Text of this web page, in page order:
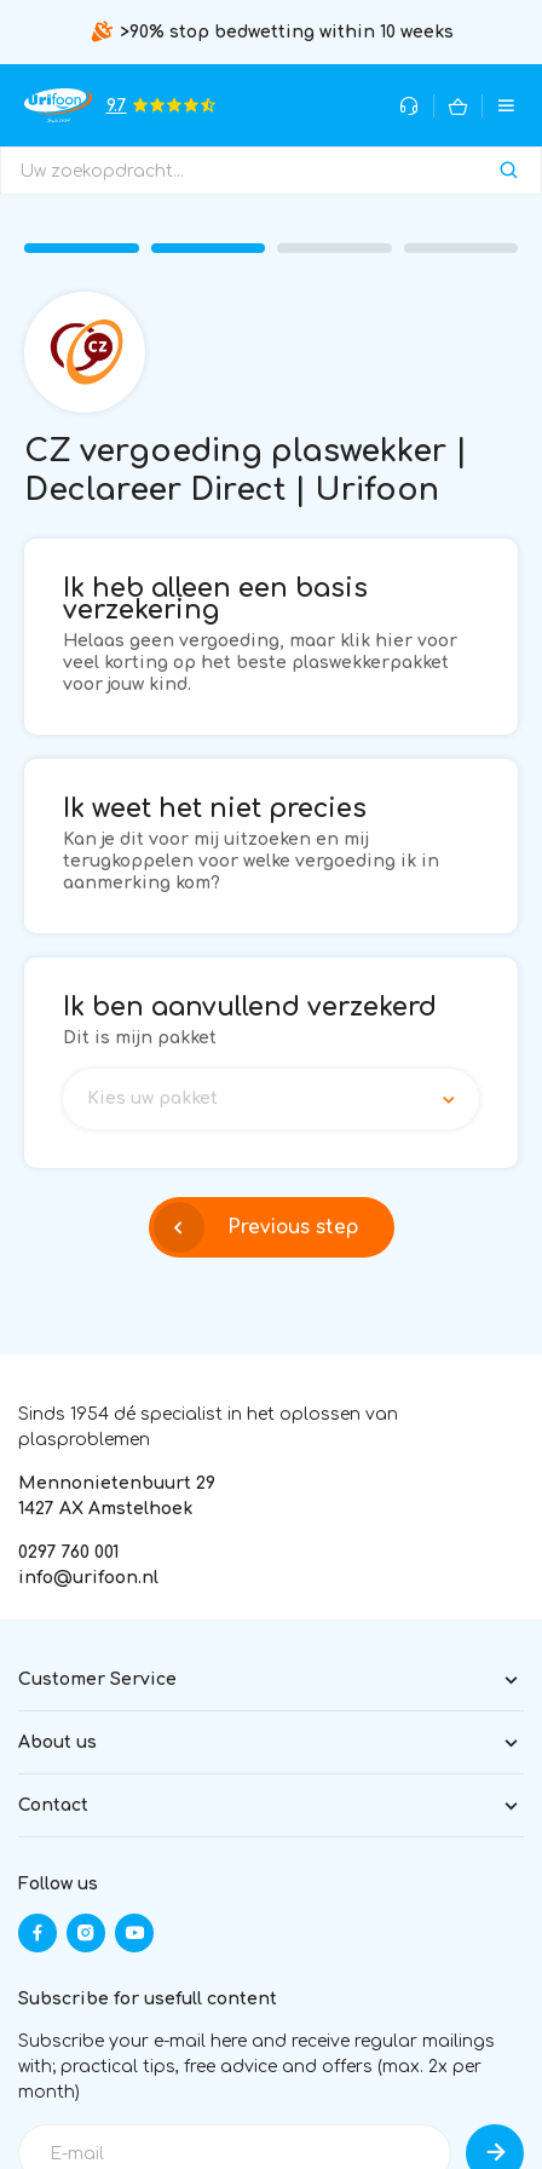
>90% stop bedwetting within 10 weeks
9.7
CZ vergoeding plaswekker |
Declareer Direct | Urifoon
Ik heb alleen een basis
verzekering
Helaas geen vergoeding, maar klik hier voor
veel korting op het beste plaswekkerpakket
voor jouw kind.
Ik weet het niet precies
Kan je dit voor mij uitzoeken en mij
terugkoppelen voor welke vergoeding ik in
aanmerking kom?
Ik ben aanvullend verzekerd
Dit is mijn pakket
Kies uw pakket
Previous step
Sinds 1954 dé specialist in het oplossen van
plasproblemen
Mennonietenbuurt 29
1427 AX Amstelhoek
0297 760 001
info@urifoon.nl
Customer Service
About us
Contact
Follow us
Subscribe for usefull content
Subscribe your e-mail here and receive regular mailings
with; practical tips, free advice and offers (max. 2x per
month)